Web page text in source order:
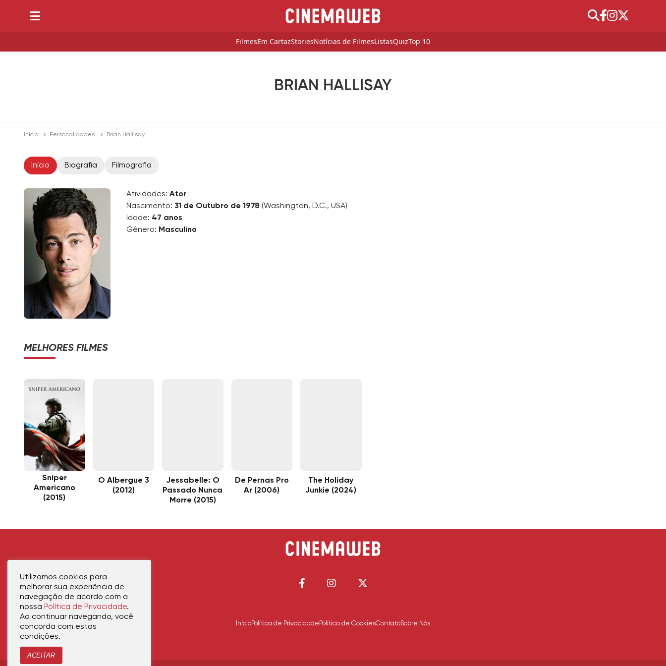
FilmesEm CartazStoriesNotícias de FilmesListasQuizTop 10
BRIAN HALLISAY
Início Personalidades Brian Hallisay
Início Biografia Filmografia
Atividades: Ator
Nascimento: 31 de Outubro de 1978 (Washington, D.C., USA)
Idade: 47 anos
Gênero: Masculino
MELHORES FILMES
Sniper
Americano
(2015)
O Albergue 3
(2012)
Jessabelle: O
Passado Nunca
Morre (2015)
De Pernas Pro
Ar (2006)
The Holiday
Junkie (2024)
InícioPolítica de Privacidade Política de CookiesContatoSobre Nós
Utilizamos cookies para
melhorar sua experiência de
navegação de acordo com a
nossa Política de Privacidade.
Ao continuar navegando, você
concorda com estas
condições.
ACEITAR